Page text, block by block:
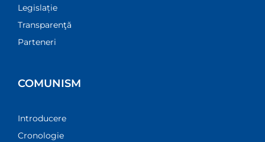
Legislație
Transparenţă
Parteneri
COMUNISM
Introducere
Cronologie